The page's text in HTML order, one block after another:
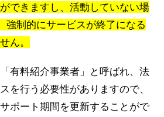
できますし、活動していない場
強制的にサービスが終了になる
ん。
有料紹介事業者」と呼ばれ、法
を行う必要性がありますので、
ポート期間を更新することがで